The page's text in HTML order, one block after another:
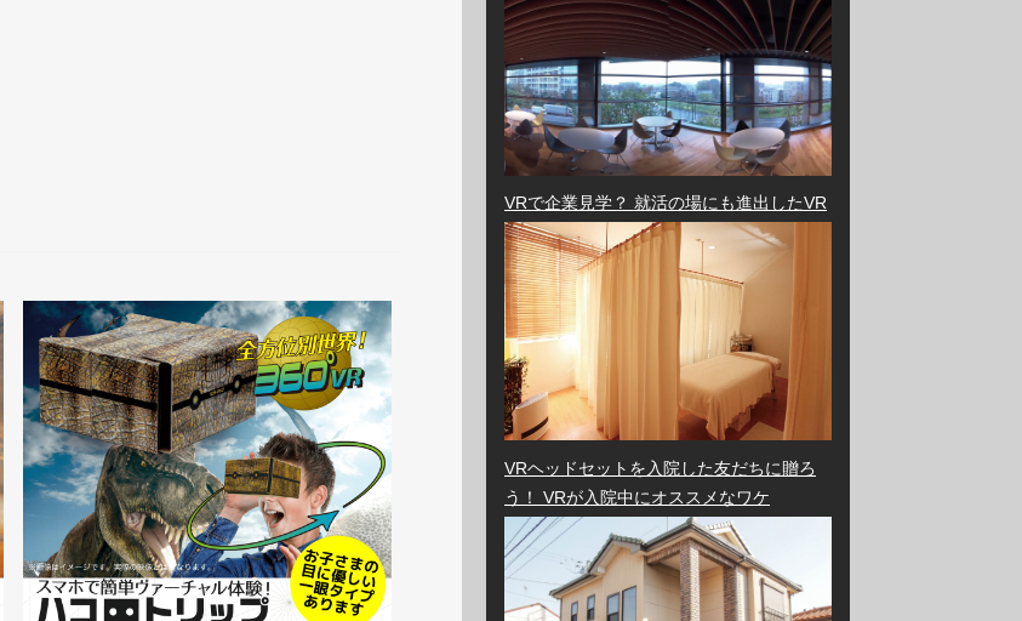
VRで企業見学？ 就活の場にも進出したVR
VRヘッドセットを入院した友だちに贈ろ
う！ VRが入院中にオススメなワケ